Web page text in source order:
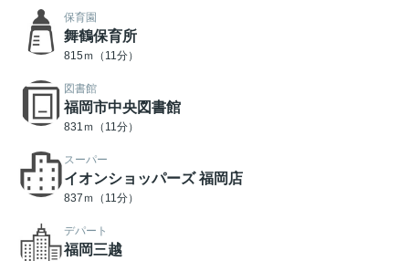
保育園
舞鶴保育所
815ｍ（11分）
図書館
福岡市中央図書館
831ｍ（11分）
スーパー
イオンショッパーズ 福岡店
837ｍ（11分）
デパート
福岡三越